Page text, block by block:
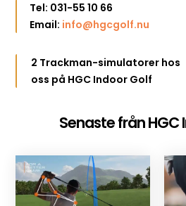
Tel: 031-55 10 66
Email: info@hgcgolf.nu
2 Trackman-simulatorer hos
oss på HGC Indoor Golf
Senaste från HGC